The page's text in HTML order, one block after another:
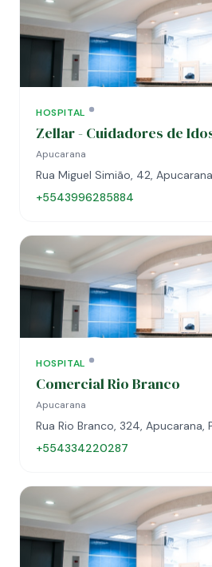
HOSPITAL
Zellar - Cuidadores de
Apucarana
Rua Miguel Simião, 42,
+5543996285884
HOSPITAL
Comercial Rio Branco
Apucarana
Rua Rio Branco, 324, Apucarana,
+554334220287